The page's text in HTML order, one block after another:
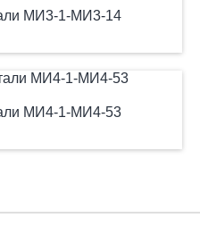
МИ3-1-МИ3-14
МИ4-1-МИ4-53